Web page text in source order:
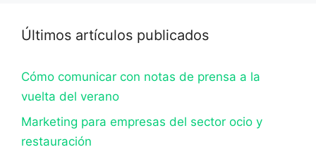
Últimos artículos publicados
Cómo comunicar con notas de prensa a la
vuelta del verano
Marketing para empresas del sector ocio y
restauración